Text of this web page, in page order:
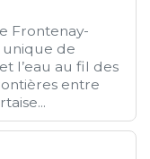
Frontenay-
unique de
l’eau au fil des
entre